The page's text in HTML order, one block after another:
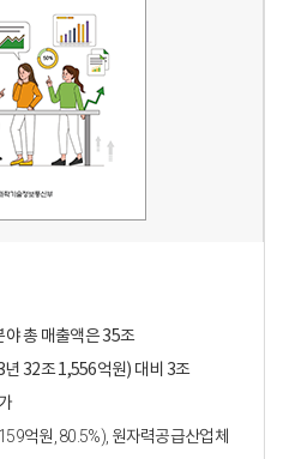
총 매출액은 35조
32조 1,556억원) 대비 3조
억원, 80.5%), 원자력공급산업체